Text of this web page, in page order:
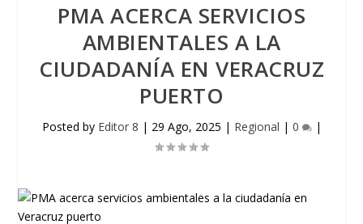
PMA ACERCA SERVICIOS
AMBIENTALES A LA
CIUDADANÍA EN VERACRUZ
PUERTO
Posted by Editor 8 | 29 Ago, 2025 | Regional | 0 |